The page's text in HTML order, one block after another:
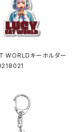
WORLDキーホルダー